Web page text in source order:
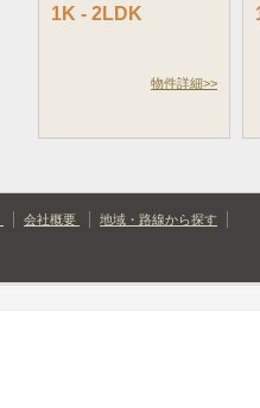
1K - 2LDK
物件詳細>>
会社概要 地域・路線から探す